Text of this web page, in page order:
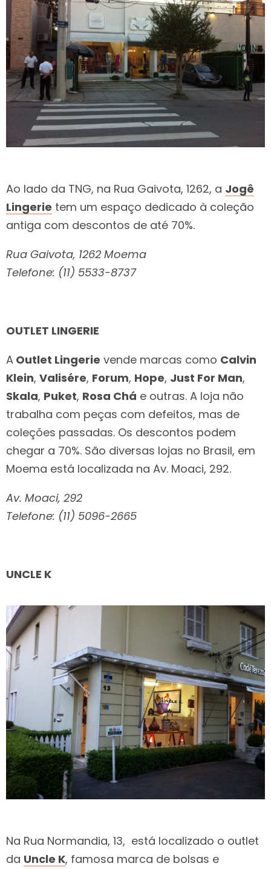
Ao lado da TNG, na Rua Gaivota, 1262, a Jogê
Lingerie tem um espaço dedicado à coleção
antiga com descontos de até 70%.
Rua Gaivota, 1262 Moema
Telefone: (11) 5533-8737
OUTLET LINGERIE
A Outlet Lingerie vende marcas como Calvin
Klein, Valisére, Forum, Hope, Just For Man,
Skala, Puket, Rosa Chá e outras. A loja não
trabalha com peças com defeitos, mas de
coleções passadas. Os descontos podem
chegar a 70%. São diversas lojas no Brasil, em
Moema está localizada na Av. Moaci, 292.
Av. Moaci, 292
Telefone: (11) 5096-2665
UNCLE K
Na Rua Normandia, 13, está localizado o outlet
da Uncle K, famosa marca de bolsas e